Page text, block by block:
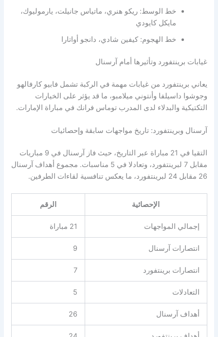
خط الوسط: ريكو هنري، ماتياس جانيلت، يارموليوك،
مايكل كايودي
خط الهجوم: كيفين شادي، دانجو أواتارا
غيابات برينتفورد وتأثيرها أمام آرسنال
يعاني برينتفورد من غيابات مهمة في الركبة تشمل فابيو كارفالهو
وجوشوا داسيلفا وأنتوني ميلامبو، ما قد يؤثر على الخيارات
التكتيكية والبدلاء لدى المدرب توماس فرانك في مباراة الإمارات.
آرسنال وبرينتفورد: تاريخ مواجهات سابقة وإحصائيات
التقيا في 21 مباراة عبر التاريخ، حيث فاز آرسنال في 9 مباريات
مقابل 7 لبرينتفورد، وتعادلا في 5 مناسبات. مجموع أهداف آرسنال
26 مقابل 24 لبرينتفورد، ما يعكس تنافسية لقاءات الطرفين.
الإحصائية الرقم
إجمالي المواجهات 21 مباراة
انتصارات آرسنال 9
انتصارات برينتفورد 7
التعادلات 5
أهداف آرسنال 26